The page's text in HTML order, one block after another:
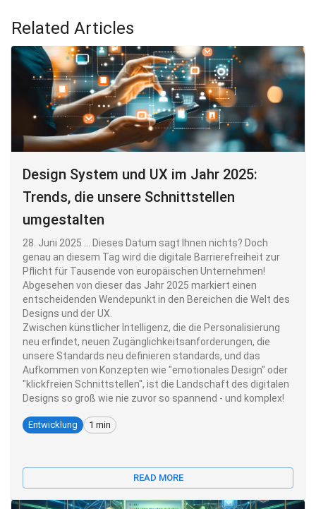
Related Articles
Design System und UX im Jahr 2025:
Trends, die unsere Schnittstellen
umgestalten
28. Juni 2025 ... Dieses Datum sagt Ihnen nichts? Doch
genau an diesem Tag wird die digitale Barrierefreiheit zur
Pflicht für Tausende von europäischen Unternehmen!
Abgesehen von dieser das Jahr 2025 markiert einen
entscheidenden Wendepunkt in den Bereichen die Welt des
Designs und der UX.
Zwischen künstlicher Intelligenz, die die Personalisierung
neu erfindet, neuen Zugänglichkeitsanforderungen, die
unsere Standards neu definieren standards, und das
Aufkommen von Konzepten wie "emotionales Design" oder
"klickfreien Schnittstellen", ist die Landschaft des digitalen
Designs so groß wie nie zuvor so spannend - und komplex!
Entwicklung 1 min
READ MORE